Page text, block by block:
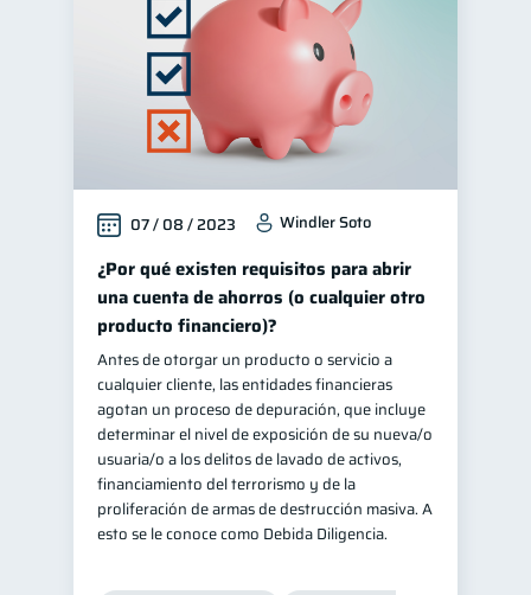
07 / 08 / 2023 Windler Soto
¿Por qué existen requisitos para abrir
una cuenta de ahorros (o cualquier otro
producto financiero)?
Antes de otorgar un producto o servicio a
cualquier cliente, las entidades financieras
agotan un proceso de depuración, que incluye
determinar el nivel de exposición de su nueva/o
usuaria/o a los delitos de lavado de activos,
financiamiento del terrorismo y de la
proliferación de armas de destrucción masiva. A
esto se le conoce como Debida Diligencia.